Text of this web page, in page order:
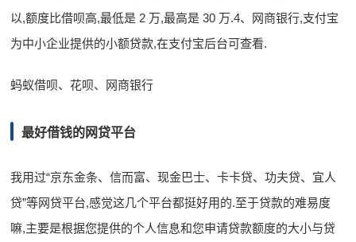
以,额度比借呗高,最低是 2 万,最高是 30 万.4、网商银行,支付宝
为中小企业提供的小额贷款,在支付宝后台可查看.
蚂蚁借呗、花呗、网商银行
最好借钱的网贷平台
我用过“京东金条、信而富、现金巴士、卡卡贷、功夫贷、宜人
贷”等网贷平台,感觉这几个平台都挺好用的.至于贷款的难易度
嘛,主要是根据您提供的个人信息和您申请贷款额度的大小与贷